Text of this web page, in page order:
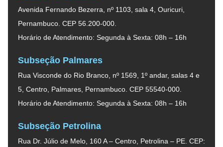
Avenida Fernando Bezerra, nº 1103, sala 4, Ouricuri,
Pernambuco. CEP 56.200-000.
Horário de Atendimento: Segunda à Sexta: 08h – 16h
Subseção Palmares
Rua Visconde do Rio Branco, nº 1569, 1º andar, salas 4 e
5, Centro, Palmares, Pernambuco. CEP 55540-000.
Horário de Atendimento: Segunda à Sexta: 08h – 16h
Subseção Petrolina
Rua Dr. Júlio de Melo, 160 A – Centro, Petrolina – PE. CEP: